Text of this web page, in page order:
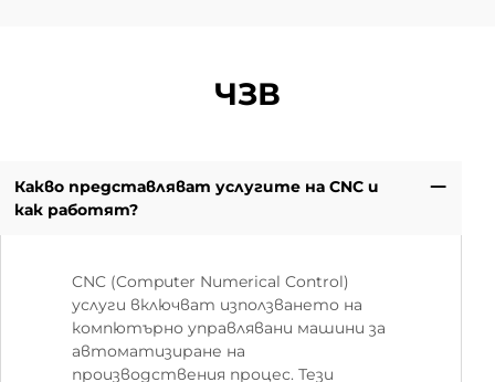
ЧЗВ
Какво представляват услугите на CNC и
как работят?
CNC (Computer Numerical Control)
услуги включват използването на
компютърно управлявани машини за
автоматизиране на
производствения процес. Тези